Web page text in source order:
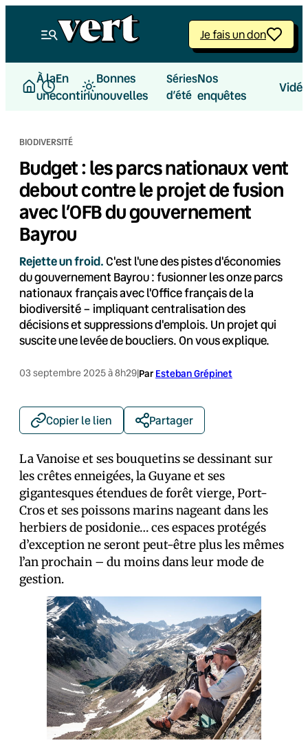
Je fais un don
À la
une
En
continu
Bonnes
nouvelles
Séries
d’été
Nos
enquêtes
BIODIVERSITÉ
Budget : les parcs nationaux vent
debout contre le projet de fusion
avec l’OFB du gouvernement
Bayrou
Rejette un froid.C'est l'une des pistes d'économies
du gouvernement Bayrou : fusionner les onze parcs
nationaux français avec l'Office français de la
biodiversité – impliquant centralisation des
décisions et suppressions d'emplois. Un projet qui
suscite une levée de boucliers. On vous explique.
03 septembre 2025 à 8h29|Par Esteban Grépinet
Copier le lien Partager
La Vanoise et ses bouquetins se dessinant sur
les crêtes enneigées, la Guyane et ses
gigantesques étendues de forêt vierge, Port-
Cros et ses poissons marins nageant dans les
herbiers de posidonie… ces espaces protégés
d’exception ne seront peut-être plus les mêmes
l’an prochain – du moins dans leur mode de
gestion.